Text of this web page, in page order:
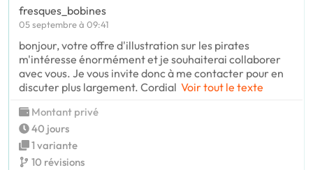
fresques_bobines
05 septembre à 09:41
bonjour, votre offre d'illustration sur les pirates
m'intéresse énormément et je souhaiterai collaborer
avec vous. Je vous invite donc à me contacter pour en
discuter plus largement. Cordial Voir tout le texte
Montant privé
40 jours
1 variante
10 révisions